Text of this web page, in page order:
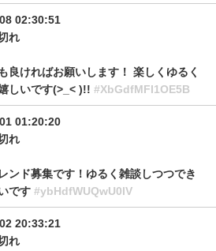
02:30:51
れ
良ければお願いします！ 楽しくゆるく
しいです‎‎(>_< )!! #XbGdfMFI1OE5B
01:20:20
れ
ンド募集です！ゆるく雑談しつつでき
です #ybHdfWUQwU0lV
20:33:21
れ